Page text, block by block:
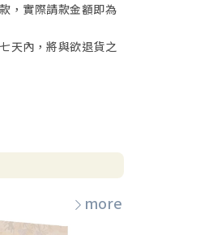
，實際請款金額即為
天內，將與欲退貨之
more